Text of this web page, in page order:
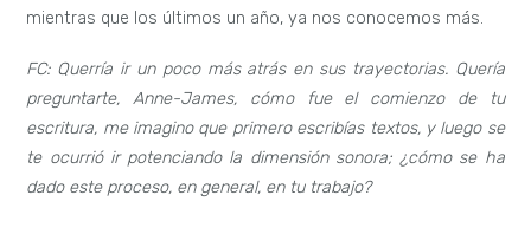
mientras que los últimos un año, ya nos conocemos más.
FC: Querría ir un poco más atrás en sus trayectorias. Quería
preguntarte, Anne-James, cómo fue el comienzo de tu
escritura, me imagino que primero escribías textos, y luego se
te ocurrió ir potenciando la dimensión sonora; ¿cómo se ha
dado este proceso, en general, en tu trabajo?